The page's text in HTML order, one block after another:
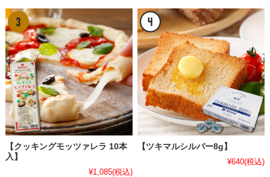
【クッキングモッツァレラ 10本
入】
¥1,085(税込)
【ツキマルシルバー8g】
¥640(税込)